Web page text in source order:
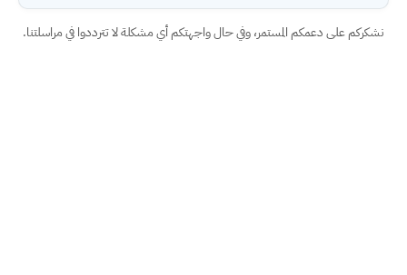
نشكركم على دعمكم المستمر، وفي حال واجهتكم أي مشكلة لا تترددوا في مراسلتنا.